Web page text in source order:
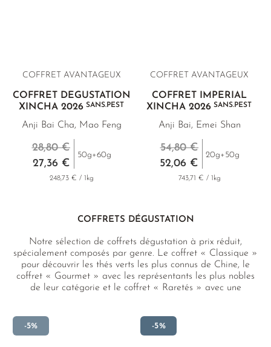
COFFRET AVANTAGEUX
COFFRET DÉGUSTATION
XINCHA 2026SANS.PEST
Anji Bai Cha, Mao Feng
27,36 €
28,80 €
50g+60g
248,73 € / 1kg
COFFRET AVANTAGEUX
COFFRET IMPÉRIAL
XINCHA 2026SANS.PEST
Anji Bai, Emei Shan
52,06 €
54,80 €
20g+50g
743,71 € / 1kg
COFFRETS DÉGUSTATION
Notre sélection de coffrets dégustation à prix réduit,
spécialement composés par genre. Le coffret « Classique »
pour découvrir les thés verts les plus connus de Chine, le
coffret « Gourmet » avec les représentants les plus nobles
de leur catégorie et le coffret « Raretés » avec une
-5% -5%